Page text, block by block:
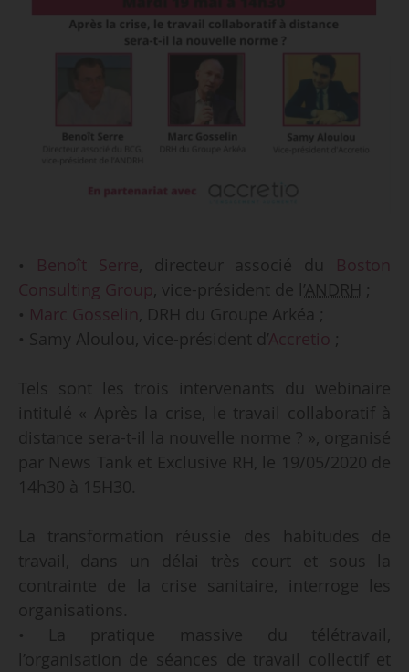
• Benoît Serre, directeur associé du Boston
Consulting Group, vice-président de l’ANDRH ;
• Marc Gosselin, DRH du Groupe Arkéa ;
• Samy Aloulou, vice-président d’Accretio ;
Tels sont les trois intervenants du webinaire
intitulé « Après la crise, le travail collaboratif à
distance sera-t-il la nouvelle norme ? », organisé
par News Tank et Exclusive RH, le 19/05/2020 de
14h30 à 15H30.
La transformation réussie des habitudes de
travail, dans un délai très court et sous la
contrainte de la crise sanitaire, interroge les
organisations.
• La pratique massive du télétravail,
l’organisation de séances de travail collectif et